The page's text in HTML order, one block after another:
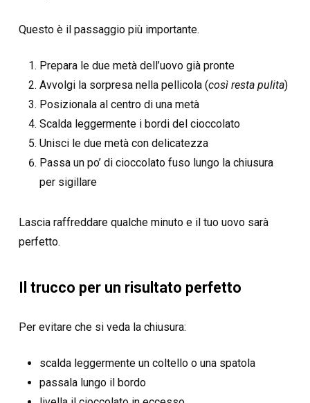
Questo è il passaggio più importante.
Prepara le due metà dell’uovo già pronte
Avvolgi la sorpresa nella pellicola (così resta pulita)
Posizionala al centro di una metà
Scalda leggermente i bordi del cioccolato
Unisci le due metà con delicatezza
Passa un po’ di cioccolato fuso lungo la chiusura
per sigillare
Lascia raffreddare qualche minuto e il tuo uovo sarà
perfetto.
Il trucco per un risultato perfetto
Per evitare che si veda la chiusura:
scalda leggermente un coltello o una spatola
passala lungo il bordo